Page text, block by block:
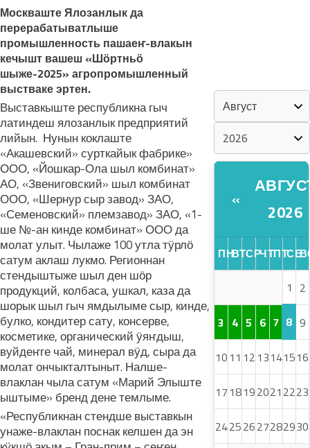
Москваште Ялозанлык да
перерабатыватлыше
промышленность пашаеҥ-влакын
кечышт вашеш «Шӧртньӧ
шыже-2025» агропромышленный
выстваке эртен.
Выставкыште республикна гыч
латиндеш ялозанлык предприятий
лийын. Нунын коклаште
«Акашевский» сурткайык фабрике»
ООО, «Йошкар-Ола шыл комбинат»
АО, «Звениговский» шыл комбинат
ООО, «Шернур сыр завод» ЗАО,
«Семеновский» племзавод» ЗАО, «1-
ше №-ан кинде комбинат» ООО да
молат улыт. Чылаже 100 утла тӱрлӧ
сатум аклаш лукмо. Регионнан
стендыштыже шыл ден шӧр
продукций, колбаса, ушкал, каза да
шорык шыл гыч ямдылыме сыр, кинде,
булко, кондитер сату, консерве,
косметике, органический ӱяҥдыш,
вуйдеҥге чай, минерал вӱд, сыра да
молат ончыкталтыныт. Налше-
влаклан чыла сатум «Марий Элыште
ыштыме» бренд дене темлыме.
«Республикнан стендше выставкын
унаже-влаклан поснак келшен да эн
«
2026
ПНВТСРЧТПТСБ
1 2
3 4 5 6 7 8 9
1011 1213141516
1718192021 2223
24252627282930